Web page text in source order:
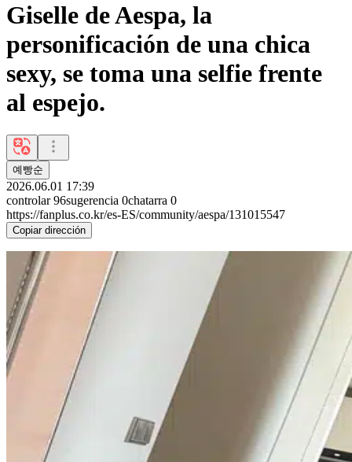
Giselle de Aespa, la
personificación de una chica
sexy, se toma una selfie frente
al espejo.
예빵순
2026.06.01 17:39
controlar 96sugerencia 0chatarra 0
https://fanplus.co.kr/es-ES/community/aespa/131015547
Copiar dirección